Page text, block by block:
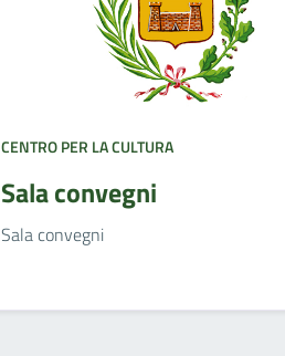
CENTRO PER LA CULTURA
Sala convegni
Sala convegni